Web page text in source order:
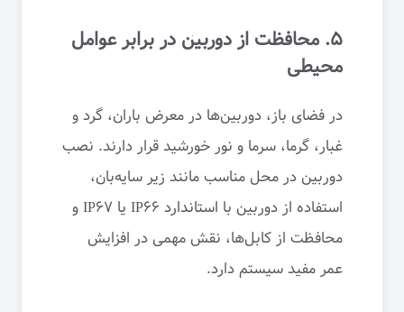
۵. محافظت از دوربین در برابر عوامل
محیطی
در فضای باز، دوربین‌ها در معرض باران، گرد و
غبار، گرما، سرما و نور خورشید قرار دارند. نصب
دوربین در محل مناسب مانند زیر سایه‌بان،
استفاده از دوربین با استاندارد IP66 یا IP67
و
محافظت از کابل‌ها، نقش مهمی در افزایش
عمر مفید سیستم دارد.